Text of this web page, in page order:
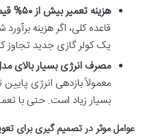
هزینه تعمیر بیش از ۵۰% قیمت یک دستگاه جدید:
قاعده کلی، اگر هزینه
یک کولر گازی جدید تجاوز
مصرف انرژی بسیار بالای
معمولاً بازدهی انرژی
بسیار زیاد است. حتی با
عوامل موثر در تصمیم گیری برای